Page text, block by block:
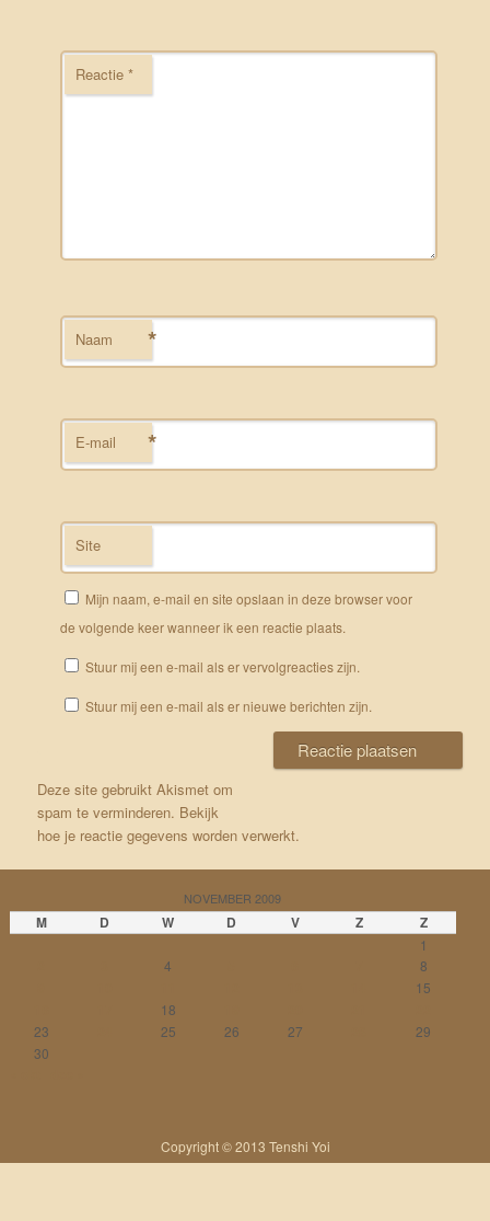
Reactie*
Naam *
E-mail *
Site
Mijn naam, e-mail en site opslaan in deze browser voor
de volgende keer wanneer ik een reactie plaats.
Stuur mij een e-mail als er vervolgreacties zijn.
Stuur mij een e-mail als er nieuwe berichten zijn.
Deze site gebruikt Akismet om
spam te verminderen. Bekijk
hoe je reactie gegevens worden verwerkt.
NOVEMBER 2009
M D W D V Z Z
1
4 8
15
18
23 25 26 27
29
30
Copyright © 2013 Tenshi Yoi